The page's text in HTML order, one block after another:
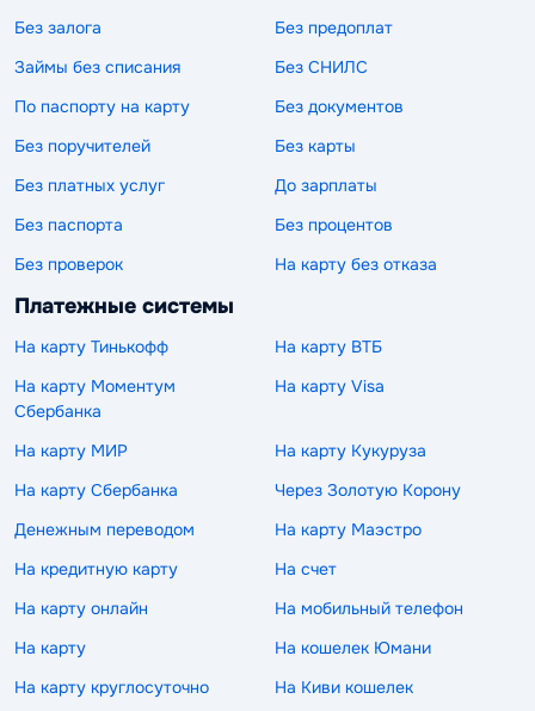
Без залога
Без предоплат
Займы без списания
Без СНИЛС
По паспорту на карту
Без документов
Без поручителей
Без карты
Без платных услуг
До зарплаты
Без паспорта
Без процентов
Без проверок
На карту без отказа
Платежные системы
На карту Тинькофф
На карту ВТБ
На карту Моментум
Сбербанка
На карту Visa
На карту МИР
На карту Кукуруза
На карту Сбербанка
Через Золотую Корону
Денежным переводом
На карту Маэстро
На кредитную карту
На счет
На карту онлайн
На мобильный телефон
На карту
На кошелек Юмани
На карту круглосуточно
На Киви кошелек